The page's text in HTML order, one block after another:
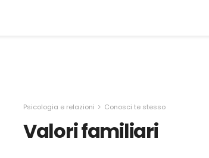
Psicologia e relazioni Conosci te stesso
Valori familiari